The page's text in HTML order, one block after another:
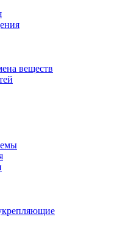
веществ